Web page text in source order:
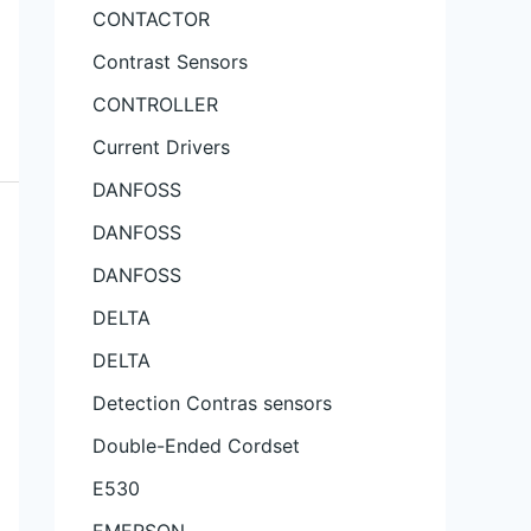
CONTACTOR
Contrast Sensors
CONTROLLER
Current Drivers
DANFOSS
DANFOSS
DANFOSS
DELTA
DELTA
Detection Contras sensors
Double-Ended Cordset
E530